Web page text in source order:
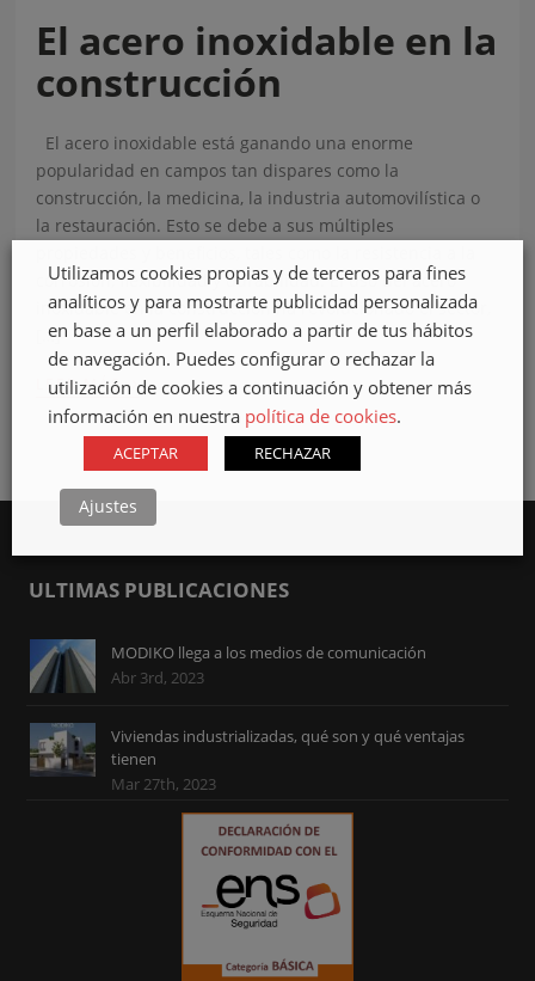
El acero inoxidable en la
construcción
El acero inoxidable está ganando una enorme
popularidad en campos tan dispares como la
construcción, la medicina, la industria automovilística o
la restauración. Esto se debe a sus múltiples
corrosión, flexibilidad y durabilidad. El uso del acero
inoxidable en la construcción ha revolucionado el sector,
[…]
LEER MÁS ›
ULTIMAS PUBLICACIONES
MODIKO llega a los medios de comunicación
Abr 3rd, 2023
Viviendas industrializadas, qué son y qué ventajas
tienen
Mar 27th, 2023
Utilizamos cookies propias y de terceros para fines
analíticos y para mostrarte publicidad personalizada
en base a un perfil elaborado a partir de tus hábitos
de navegación. Puedes configurar o rechazar la
utilización de cookies a continuación y obtener más
información en nuestra política de cookies.
ACEPTAR RECHAZAR
Ajustes